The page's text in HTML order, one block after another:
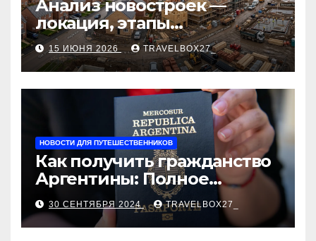
Анализ новостроек —
локация, этапы
строительства, проверка
застройщика, сценарии
оформления сделки и
рыночные ориентиры
15 ИЮНЯ 2026 TRAVELBOX27_
НОВОСТИ ДЛЯ ПУТЕШЕСТВЕННИКОВ
Как получить гражданство
Аргентины: Полное
руководство
30 СЕНТЯБРЯ 2024 TRAVELBOX27_